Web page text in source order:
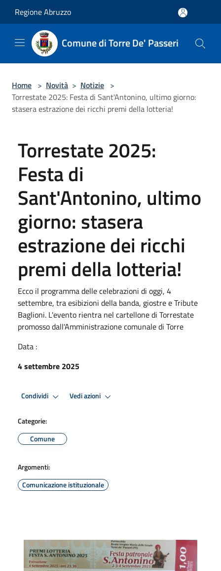
Regione Abruzzo
Comune di Torre De' Passeri
Home > Novità > Notizie >
Torrestate 2025: Festa di Sant'Antonino, ultimo giorno:
stasera estrazione dei ricchi premi della lotteria!
Torrestate 2025:
Festa di
Sant'Antonino, ultimo
giorno: stasera
estrazione dei ricchi
premi della lotteria!
Ecco il programma delle celebrazioni di oggi, 4
settembre, tra esibizioni della banda, giostre e Tribute
Baglioni. L'evento rientra nel cartellone di Torrestate
promosso dall'Amministrazione comunale di Torre
Data :
4 settembre 2025
Condividi Vedi azioni
Categorie:
Comune
Argomenti:
Comunicazione istituzionale